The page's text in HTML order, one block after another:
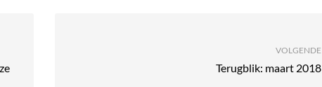
VOLGENDE
Terugblik: maart 2018